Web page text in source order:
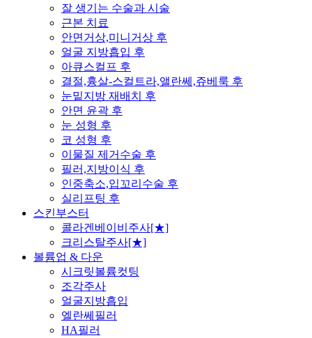
잘 생기는 수술과 시술
근본 치료
안면거상,미니거상 후
얼굴 지방흡입 후
아큐스컬프 후
결절,흉살-스컬트라,앨란쎄,쥬베룩 후
눈밑지방 재배치 후
안면 윤곽 후
눈 성형 후
코 성형 후
이물질 제거수술 후
필러,지방이식 후
인중축소,입꼬리수술 후
실리프팅 후
스킨부스터
콜라겐베이비주사[★]
크리스탈주사[★]
볼륨업 & 다운
시크릿볼륨컷팅
조각주사
얼굴지방흡입
엘란쎄필러
HA필러